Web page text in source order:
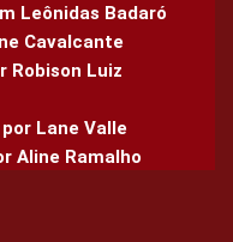
Leônidas Badaró
Cavalcante
Robison Luiz
Lane Valle
Aline Ramalho